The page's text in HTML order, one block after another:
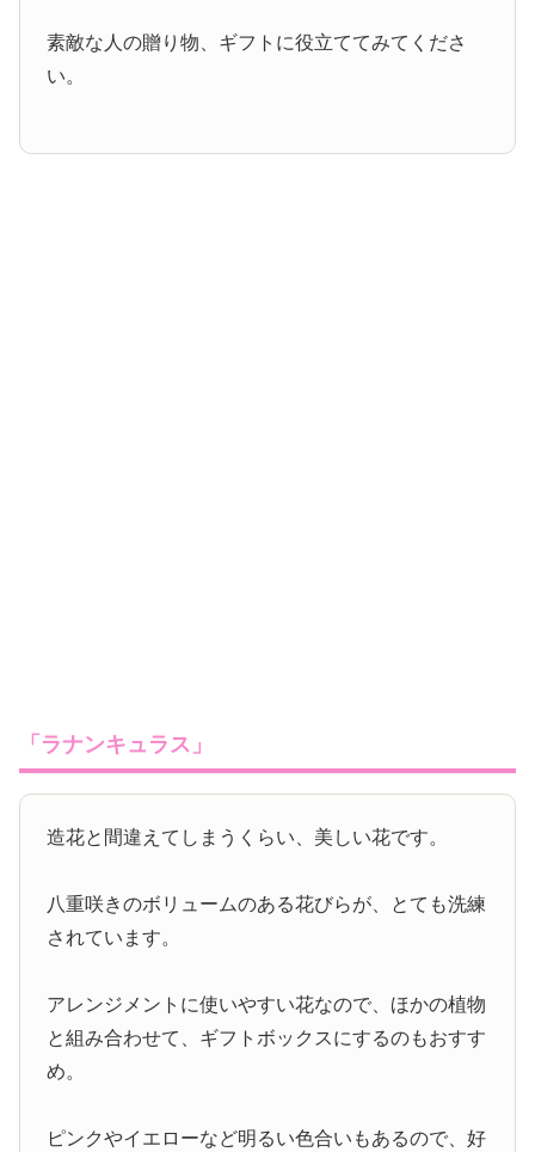
素敵な人の贈り物、ギフトに役立ててみてくださ
い。
「ラナンキュラス」
造花と間違えてしまうくらい、美しい花です。
八重咲きのボリュームのある花びらが、とても洗練
されています。
アレンジメントに使いやすい花なので、ほかの植物
と組み合わせて、ギフトボックスにするのもおすす
め。
ピンクやイエローなど明るい色合いもあるので、好